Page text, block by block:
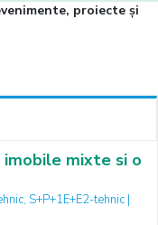
proiecte și
imobile mixte si o
S+P+1E+E2-tehnic |